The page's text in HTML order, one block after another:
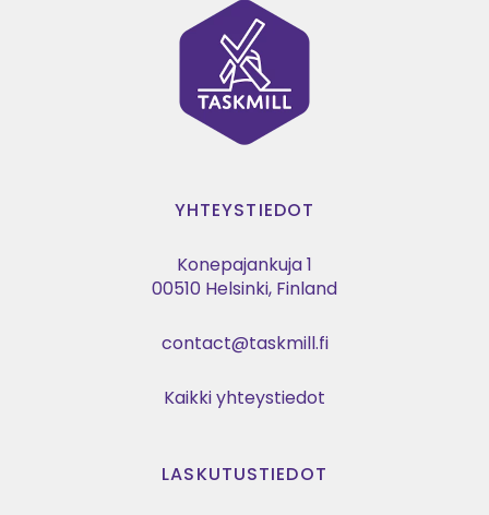
YHTEYSTIEDOT
Konepajankuja 1
00510 Helsinki, Finland
contact@taskmill.fi
Kaikki yhteystiedot
LASKUTUSTIEDOT